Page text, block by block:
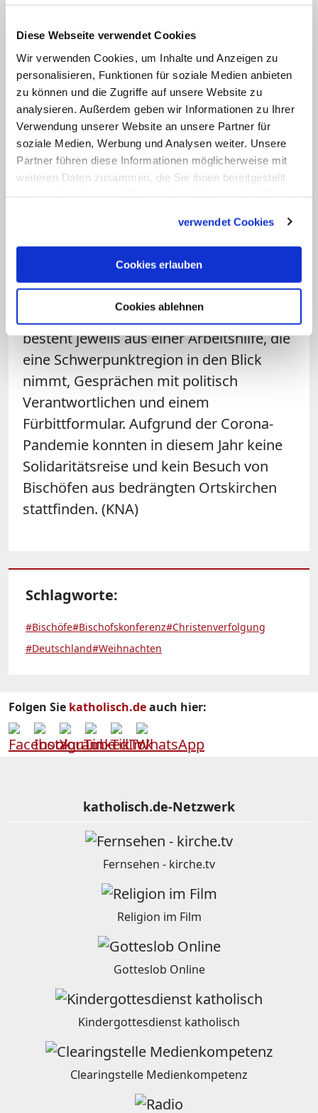
Diese Webseite verwendet Cookies
Wir verwenden Cookies, um Inhalte und Anzeigen zu
personalisieren, Funktionen für soziale Medien anbieten
zu können und die Zugriffe auf unsere Website zu
analysieren. Außerdem geben wir Informationen zu Ihrer
Verwendung unserer Website an unsere Partner für
soziale Medien, Werbung und Analysen weiter. Unsere
Partner führen diese Informationen möglicherweise mit
weiteren Daten zusammen, die Sie ihnen bereitgestellt
verwendet Cookies
Cookies erlauben
Cookies ablehnen
und bedrängte Christen ist immer auch
ein Bekenntnis zum Grundrecht der
Religionsfreiheit, das die Kirche für alle
Menschen einfordert",so der Erzbischof.
Der Gebetstag ist Teil der 2003
gegründeten Initiative "Solidarität mit
verfolgten und bedrängten Christen in
Bischöfe in den Kirchengemeinden, aber
auch in der Gesellschaft auf die
Diskriminierung und Drangsalierung von
Christen in vielen Teilen der Welt
aufmerksam machen. Die Initiative
besteht jeweils aus einer Arbeitshilfe, die
eine Schwerpunktregion in den Blick
nimmt, Gesprächen mit politisch
Verantwortlichen und einem
Fürbittformular. Aufgrund der Corona-
Pandemie konnten in diesem Jahr keine
Solidaritätsreise und kein Besuch von
Bischöfen aus bedrängten Ortskirchen
stattfinden. (KNA)
Schlagworte:
#Bischöfe#Bischofskonferenz#Christenverfolgung
#Deutschland#Weihnachten
Folgen Sie katholisch.deauch hier:
katholisch.de-Netzwerk
Fernsehen - kirche.tv
Religion im Film
Gotteslob Online
Kindergottesdienst katholisch
Clearingstelle Medienkompetenz